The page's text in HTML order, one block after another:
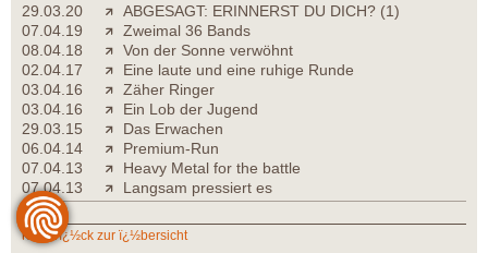
29.03.20
ABGESAGT: ERINNERST DU DICH? (1)
07.04.19
Zweimal 36 Bands
08.04.18
Von der Sonne verwöhnt
02.04.17
Eine laute und eine ruhige Runde
03.04.16
Zäher Ringer
03.04.16
Ein Lob der Jugend
29.03.15
Das Erwachen
06.04.14
Premium-Run
07.04.13
Heavy Metal for the battle
07.04.13
Langsam pressiert es
zurï¿½ck zur ï¿½bersicht